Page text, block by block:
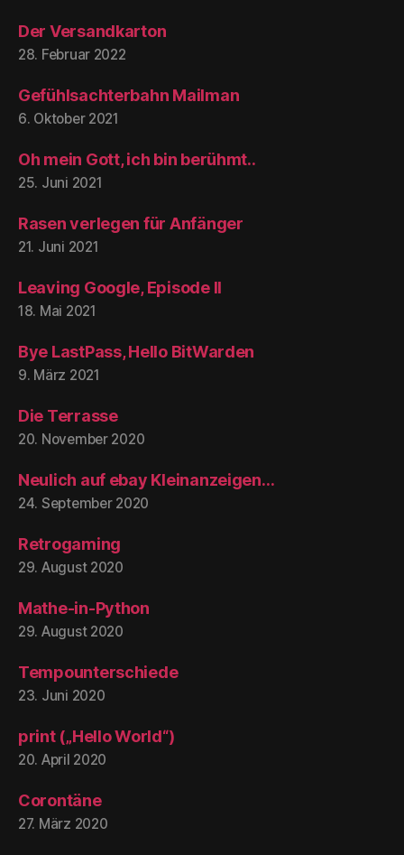
Der Versandkarton
28. Februar 2022
Gefühlsachterbahn Mailman
6. Oktober 2021
Oh mein Gott, ich bin berühmt..
25. Juni 2021
Rasen verlegen für Anfänger
21. Juni 2021
Leaving Google, Episode II
18. Mai 2021
Bye LastPass, Hello BitWarden
9. März 2021
Die Terrasse
20. November 2020
Neulich auf ebay Kleinanzeigen…
24. September 2020
Retrogaming
29. August 2020
Mathe-in-Python
29. August 2020
Tempounterschiede
23. Juni 2020
print („Hello World“)
20. April 2020
Corontäne
27. März 2020